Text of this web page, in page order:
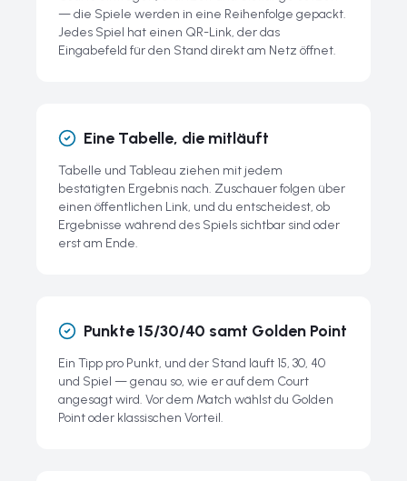
— die Spiele werden in eine Reihenfolge gepackt.
Jedes Spiel hat einen QR-Link, der das
Eingabefeld für den Stand direkt am Netz öffnet.
Eine Tabelle, die mitläuft
Tabelle und Tableau ziehen mit jedem
bestätigten Ergebnis nach. Zuschauer folgen über
einen öffentlichen Link, und du entscheidest, ob
Ergebnisse während des Spiels sichtbar sind oder
erst am Ende.
Punkte 15/30/40 samt Golden Point
Ein Tipp pro Punkt, und der Stand läuft 15, 30, 40
und Spiel — genau so, wie er auf dem Court
angesagt wird. Vor dem Match wählst du Golden
Point oder klassischen Vorteil.